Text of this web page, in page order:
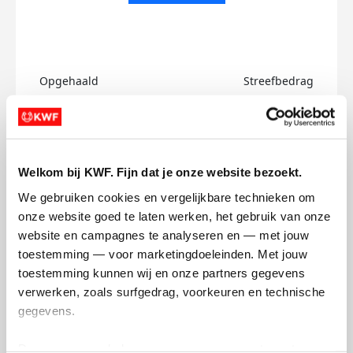
Welkom bij KWF. Fijn dat je onze website bezoekt.
We gebruiken cookies en vergelijkbare technieken om
onze website goed te laten werken, het gebruik van onze
website en campagnes te analyseren en — met jouw
toestemming — voor marketingdoeleinden. Met jouw
toestemming kunnen wij en onze partners gegevens
verwerken, zoals surfgedrag, voorkeuren en technische
gegevens.
Opgehaald Streefbedrag
Richard's badges